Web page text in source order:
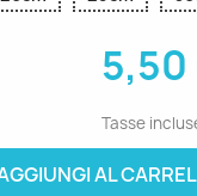
5,50
Tasse
AL